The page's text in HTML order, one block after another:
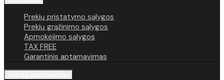
Prekių pristatymo sąlygos
Prekių grąžinimo sąlygos
Apmokėjimo sąlygos
TAX FREE
Garantinis aptarnavimas